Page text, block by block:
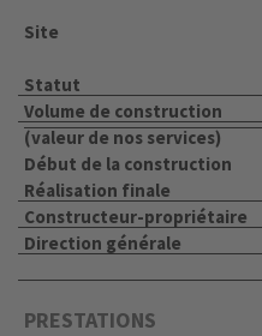
Site
Statut
Volume de construction
(valeur de nos services)
Début de la construction
Réalisation finale
Constructeur-propriétaire
Direction générale
PRESTATIONS